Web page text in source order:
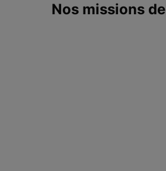
Nos missions de